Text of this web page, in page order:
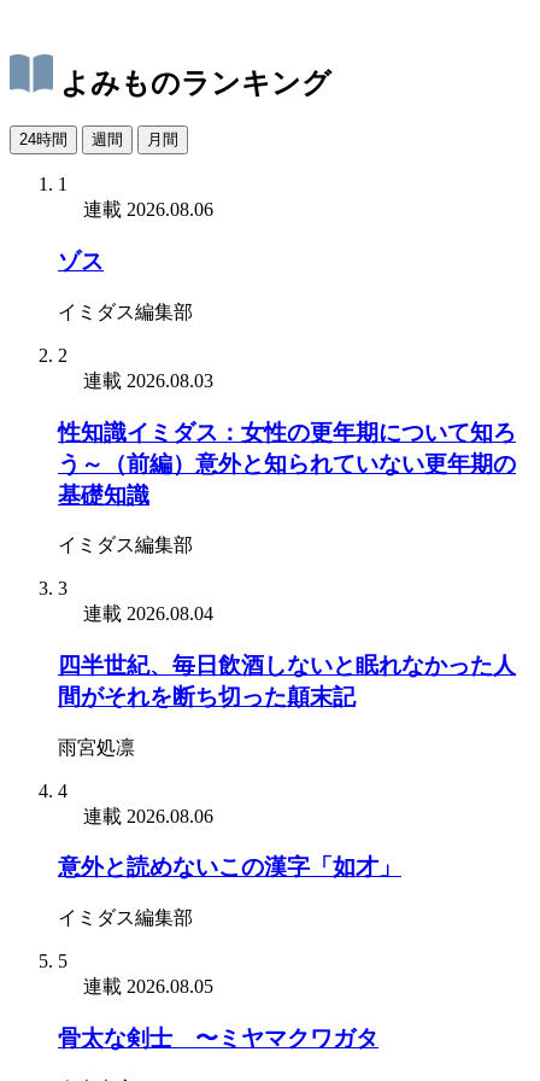
よみものランキング
24時間 週間 月間
1
連載 2026.08.06
ゾス
イミダス編集部
2
連載 2026.08.03
性知識イミダス：女性の更年期について知ろ
う～（前編）意外と知られていない更年期の
基礎知識
イミダス編集部
3
連載 2026.08.04
四半世紀、毎日飲酒しないと眠れなかった人
間がそれを断ち切った顛末記
雨宮処凛
4
連載 2026.08.06
意外と読めないこの漢字「如才」
イミダス編集部
5
連載 2026.08.05
骨太な剣士 〜ミヤマクワガタ